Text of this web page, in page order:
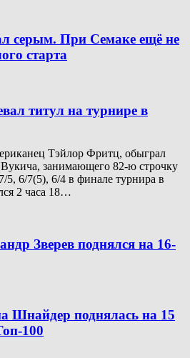
серым. При Семаке ещё не
старта
титул на турнире в
Тэйлор Фритц, обыграл
занимающего 82-ю строчку
5, 6/7(5), 6/4 в финале турнира в
2 часа 18…
Зверев поднялся на 16-
Шнайдер поднялась на 15
100